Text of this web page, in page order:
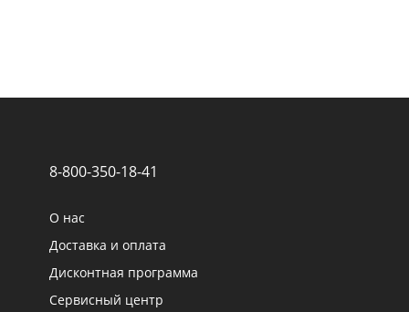
8-800-350-18-41
О нас
Доставка и оплата
Дисконтная программа
Сервисный центр